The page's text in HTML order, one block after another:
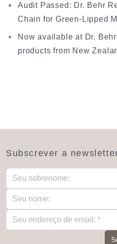
Audit Passed: Dr. Behr
Chain for Green-Lipped
Now available at Dr.
products from New
Subscrever a